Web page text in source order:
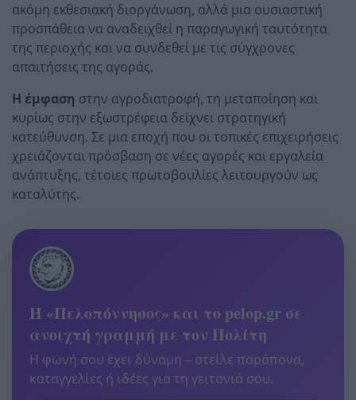
ακόμη εκθεσιακή διοργάνωση, αλλά μια ουσιαστική
προσπάθεια να αναδειχθεί η παραγωγική ταυτότητα
της περιοχής και να συνδεθεί με τις σύγχρονες
απαιτήσεις της αγοράς.
Η έμφαση στην αγροδιατροφή, τη μεταποίηση και
κυρίως στην εξωστρέφεια δείχνει στρατηγική
κατεύθυνση. Σε μια εποχή που οι τοπικές επιχειρήσεις
χρειάζονται πρόσβαση σε νέες αγορές και εργαλεία
ανάπτυξης, τέτοιες πρωτοβουλίες λειτουργούν ως
καταλύτης.
Η «Πελοπόννησος» και το pelop.gr σε
ανοιχτή γραμμή με τον Πολίτη
Η φωνή σου έχει δύναμη – στείλε παράπονα,
καταγγελίες ή ιδέες για τη γειτονιά σου.